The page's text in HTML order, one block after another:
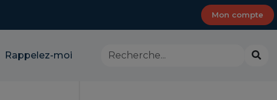
Mon compte
Rappelez-moi
Rechercher
dans